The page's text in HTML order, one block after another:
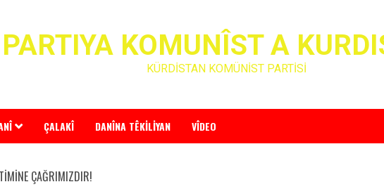
PARTIYA KOMUNÎST A
KÜRDİSTAN KOMÜNİST PARTİSİ
ÇALAKÎ DANÎNA TÊKILIYAN VÎDEO
ÇAĞRIMIZDIR!